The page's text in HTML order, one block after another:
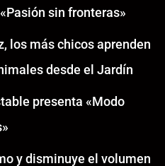
sin fronteras»
los más chicos aprenden
desde el Jardín
presenta «Modo
y disminuye el volumen